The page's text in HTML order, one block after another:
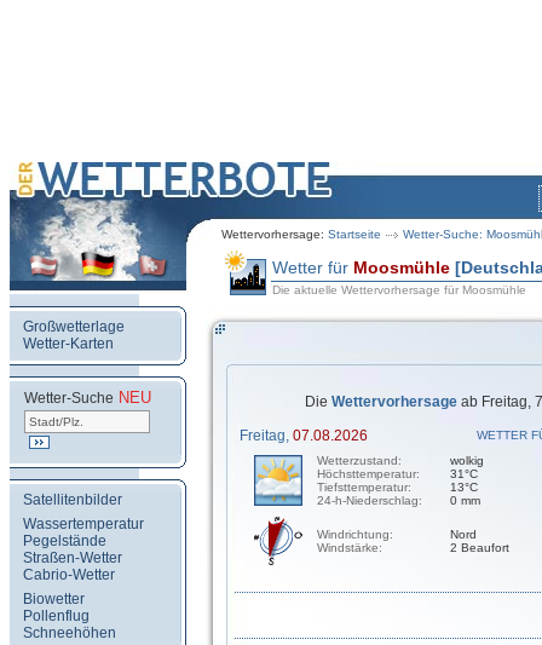
Wettervorhersage: Startseite Wetter-Suche:
Großwetterlage
Wetter-Karten
Wetter-Suche NEU
Satellitenbilder
Wassertemperatur
Pegelstände
Straßen-Wetter
Cabrio-Wetter
Biowetter
Pollenflug
Schneehöhen
Wetter für Moosmühle
Die aktuelle Wettervorhersage für Moosmühle
Die Wettervorhersage ab Freitag,
Freitag, 07.08.2026
WETTER
Wetterzustand:
Höchsttemperatur:
Tiefsttemperatur:
24-h-Niederschlag:
wolkig
31°C
13°C
0 mm
Windrichtung:
Windstärke:
Nord
2 Beaufort